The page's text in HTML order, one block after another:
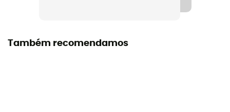
Também recomendamos